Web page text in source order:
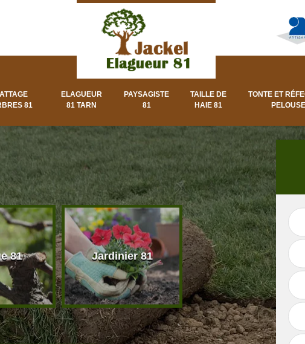
81
ELAGUEUR
81 TARN
PAYSAGISTE
81
TAILLE DE
HAIE 81
TONTE ET
81 Jardinier 81 Paysagiste 81